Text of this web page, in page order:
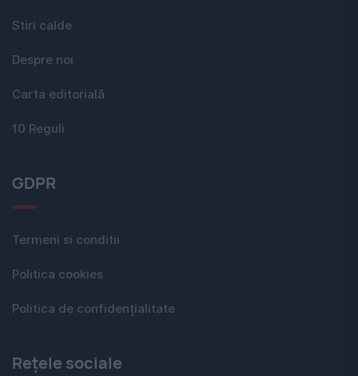
Stiri calde
Despre noi
Carta editorială
10 Reguli
GDPR
Termeni si conditii
Politica cookies
Politica de confidențialitate
Rețele sociale